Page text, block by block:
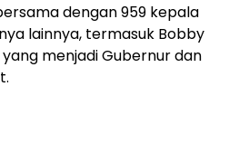
dengan 959 kepala
lainnya, termasuk Bobby
yang menjadi Gubernur dan